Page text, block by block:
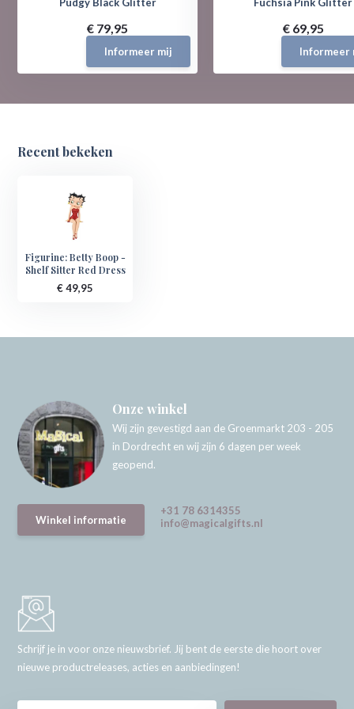
€ 79,95
Informeer mij
€ 69,95
Informeer
Recent bekeken
Figurine: Betty Boop -
Shelf Sitter Red Dress
€ 49,95
Onze winkel
Wij zijn gevestigd aan de Groenmarkt 203 - 205
in Dordrecht en wij zijn 6 dagen per week
geopend.
Winkel informatie
+31 78 6314355
info@magicalgifts.nl
Schrijf je in voor onze nieuwsbrief. Jij bent de eerste die hoort over
nieuwe productreleases, acties en aanbiedingen!